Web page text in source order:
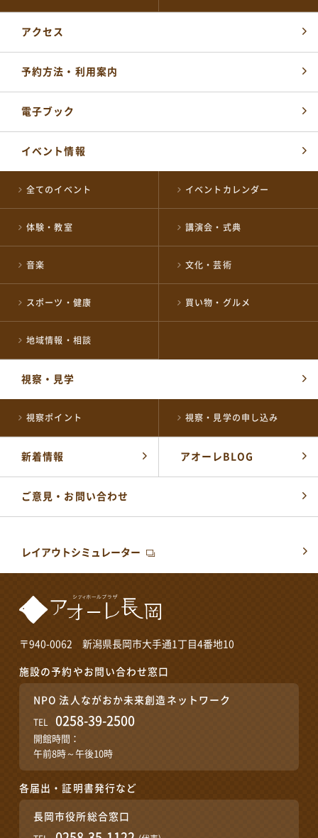
〒940-0062 新潟県長岡市大手通1丁目4番地10
施設の予約やお問い合わせ窓口
NPO 法人ながおか未来創造ネットワーク
TEL 0258-39-2500
開館時間：
午前8時～午後10時
各届出・証明書発行など
長岡市役所総合窓口
アクセス
予約方法・利用案内
電子ブック
イベント情報
全てのイベント イベントカレンダー
体験・教室 講演会・式典
音楽 文化・芸術
スポーツ・健康 買い物・グルメ
地域情報・相談
視察・見学
視察ポイント 視察・見学の申し込み
新着情報 アオーレBLOG
ご意見・お問い合わせ
レイアウトシミュレーター
長岡市役所総合窓口
TEL
(代表)
土・祝 午前9時～午後5時
※日曜日と祝日が重なる場合は、お休みとなります
NPO 法人ながおか未来創造ネットワーク
TEL 0258-39-2500
公式SNSはこちら